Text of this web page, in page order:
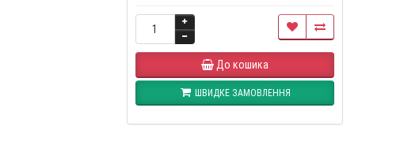
До кошика
ШВИДКЕ ЗАМОВЛЕННЯ